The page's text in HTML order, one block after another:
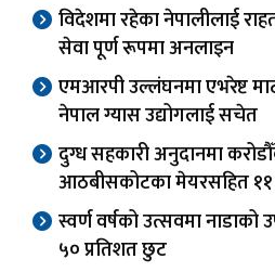
विदेशमा रहेका नेपालीलाई
सेवा पूर्ण रूपमा अनलाइन
एमआरपी उल्लंघनमा एभरेष्ट
नेपाल ग्यास उद्योगलाई सचेत
दुग्ध सहकारी अनुदानमा
आठबीसकोटका मेयरसहित ११
स्वर्ण वर्षको उत्सवमा नाडाको
५० प्रतिशत छुट